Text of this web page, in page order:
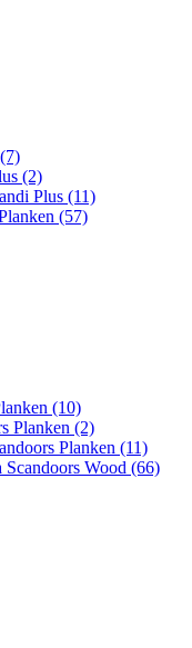
(7)
(2)
Plus (11)
(57)
(10)
Planken (2)
Planken (11)
Wood (66)